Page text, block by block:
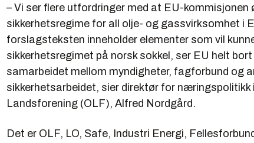
– Vi ser flere utfordringer med at EU-kommisjonen
sikkerhetsregime for all olje- og gassvirksomhet i
forslagsteksten inneholder elementer som vil
sikkerhetsregimet på norsk sokkel, ser EU helt
samarbeidet mellom myndigheter, fagforbund og
sikkerhetsarbeidet, sier direktør for næringspolitikk
Landsforening (OLF), Alfred Nordgård.
Det er OLF, LO, Safe, Industri Energi,